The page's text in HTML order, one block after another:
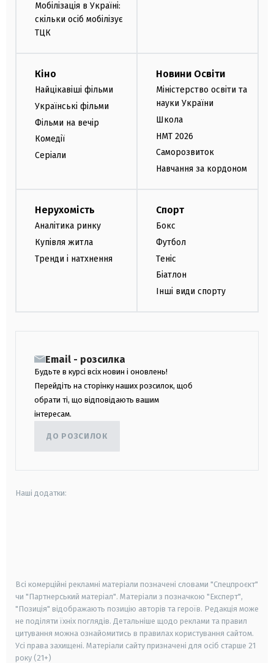
Мобілізація в Україні:
скільки осіб мобілізує
ТЦК
Кіно
Найцікавіші фільми
Українські фільми
Фільми на вечір
Комедії
Серіали
Новини Освіти
Міністерство освіти та
науки України
Школа
НМТ 2026
Саморозвиток
Навчання за кордоном
Нерухомість
Аналітика ринку
Купівля житла
Тренди і натхнення
Спорт
Бокс
Футбол
Теніс
Біатлон
Інші види спорту
Email - розсилка
Будьте в курсі всіх новин і оновлень!
Перейдіть на сторінку наших розсилок, щоб
обрати ті, що відповідають вашим
інтересам.
ДО РОЗСИЛОК
Наші додатки:
Всі комерційні рекламні матеріали позначені словами "Спецпроєкт"
чи "Партнерський матеріал". Матеріали з позначкою "Експерт",
"Позиція" відображають позицію авторів та героїв. Редакція може
не поділяти їхніх поглядів. Детальніше щодо реклами та правил
цитування можна ознайомитись в правилах користування сайтом.
Усі права захищені. Матеріали сайту призначені для осіб старше 21
року (21+)